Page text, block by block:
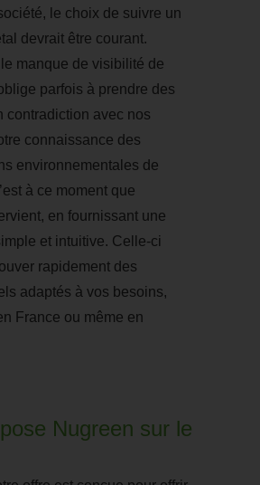
le choix de suivre un
devrait être courant.
manque de visibilité de
parfois à prendre des
contradiction avec nos
connaissance des
environnementales de
à ce moment que
en fournissant une
et intuitive. Celle-ci
rapidement des
adaptés à vos besoins,
France ou même en
Nugreen sur le